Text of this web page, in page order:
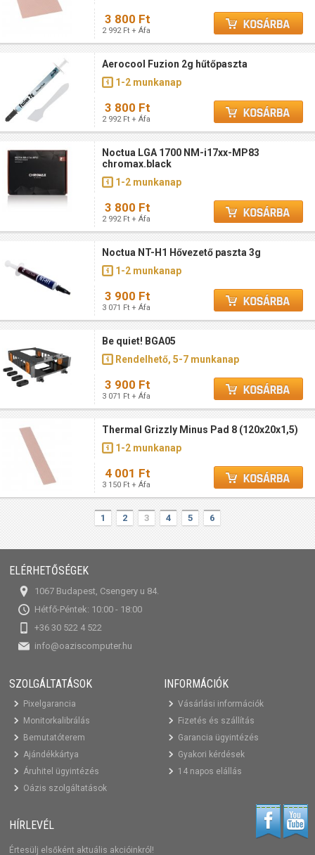
3 800 Ft
2 992 Ft + Áfa
Aerocool Fuzion 2g hűtőpaszta
1-2 munkanap
3 800 Ft
2 992 Ft + Áfa
Noctua LGA 1700 NM-i17xx-MP83
chromax.black
1-2 munkanap
3 800 Ft
2 992 Ft + Áfa
Noctua NT-H1 Hővezető paszta 3g
1-2 munkanap
3 900 Ft
3 071 Ft + Áfa
Be quiet! BGA05
Rendelhető, 5-7 munkanap
3 900 Ft
3 071 Ft + Áfa
Thermal Grizzly Minus Pad 8 (120x20x1,5)
1-2 munkanap
4 001 Ft
3 150 Ft + Áfa
1 2 3 4 5 6
ELÉRHETŐSÉGEK
1067 Budapest, Csengery u 84.
Hétfő-Péntek: 10:00 - 18:00
+36 30 522 4 522
info@oaziscomputer.hu
SZOLGÁLTATÁSOK
Pixelgarancia
Monitorkalibrálás
Bemutatóterem
Ajándékkártya
Áruhitel ügyintézés
Oázis szolgáltatások
INFORMÁCIÓK
Vásárlási információk
Fizetés és szállítás
Garancia ügyintézés
Gyakori kérdések
14 napos elállás
HÍRLEVÉL
Értesülj elsőként aktuális akcióinkról!